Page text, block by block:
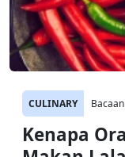
CULINARY
Kenapa